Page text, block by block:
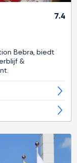
7.4
Bebra, biedt
&